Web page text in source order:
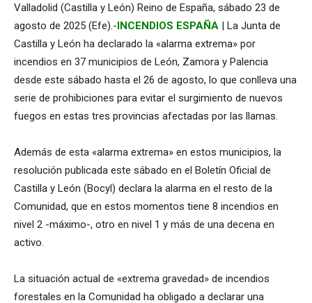
Valladolid (Castilla y León) Reino de España, sábado 23 de
agosto de 2025 (Efe).-INCENDIOS ESPAÑA | La Junta de
Castilla y León ha declarado la «alarma extrema» por
incendios en 37 municipios de León, Zamora y Palencia
desde este sábado hasta el 26 de agosto, lo que conlleva una
serie de prohibiciones para evitar el surgimiento de nuevos
fuegos en estas tres provincias afectadas por las llamas.
Además de esta «alarma extrema» en estos municipios, la
resolución publicada este sábado en el Boletín Oficial de
Castilla y León (Bocyl) declara la alarma en el resto de la
Comunidad, que en estos momentos tiene 8 incendios en
nivel 2 -máximo-, otro en nivel 1 y más de una decena en
activo.
La situación actual de «extrema gravedad» de incendios
forestales en la Comunidad ha obligado a declarar una